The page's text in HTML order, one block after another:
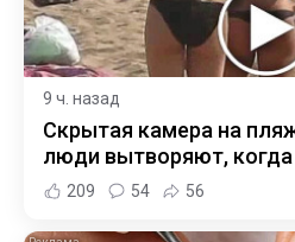
9 ч. назад
Скрытая камера на
люди вытворяют, когда
209 54 56